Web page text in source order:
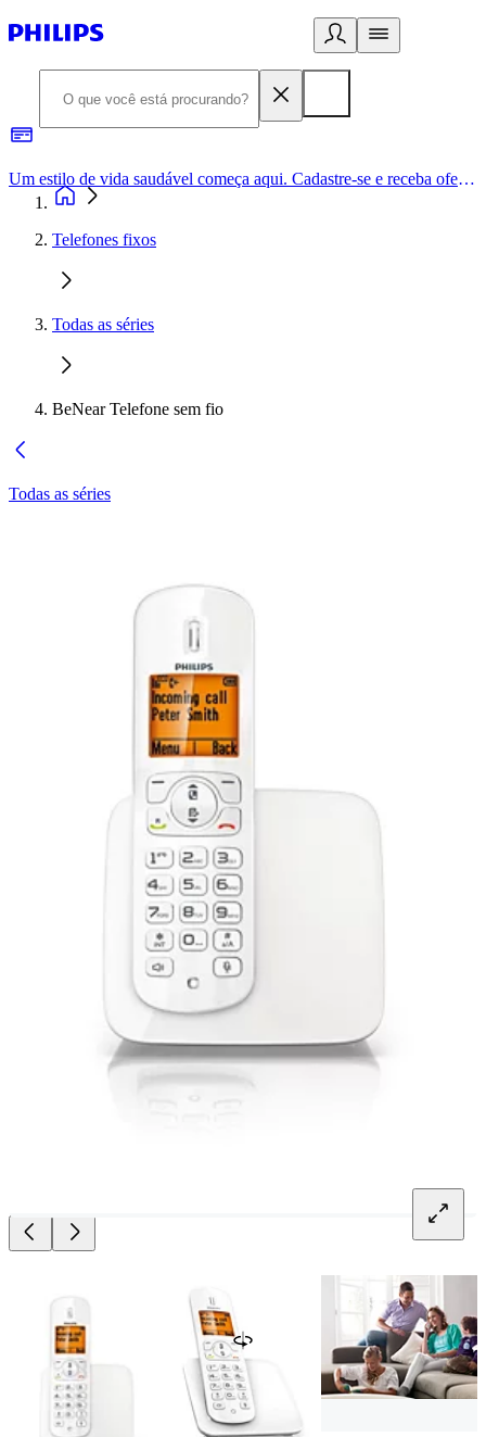
Um estilo de vida saudável começa aqui. Cadastre-se e receba ofertas exclusivas.
Telefones fixos
Todas as séries
BeNear Telefone sem fio
Todas as séries